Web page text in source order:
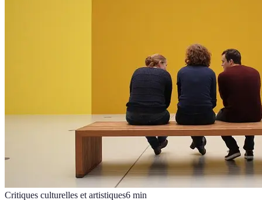
Critiques culturelles et artistiques6 min